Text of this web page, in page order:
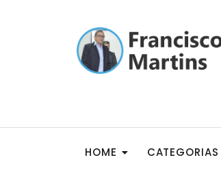
HOME CATEGORIAS